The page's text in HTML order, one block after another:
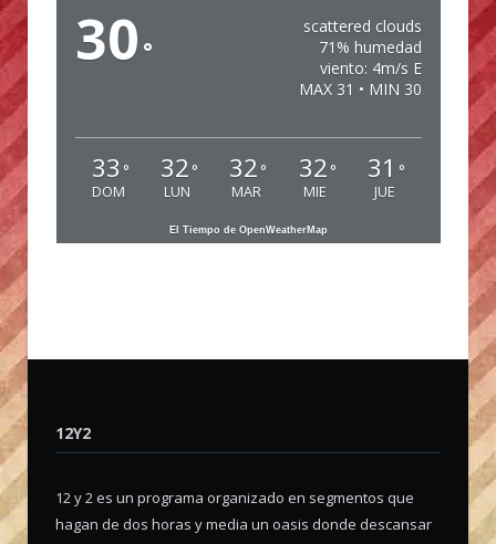
30 °
scattered clouds
71% humedad
viento: 4m/s E
MAX 31 • MIN 30
33 °
DOM
32 °
LUN
32 °
MAR
32 °
MIE
31 °
JUE
El Tiempo de OpenWeatherMap
12Y2
12 y 2 es un programa organizado en segmentos que
hagan de dos horas y media un oasis donde descansar